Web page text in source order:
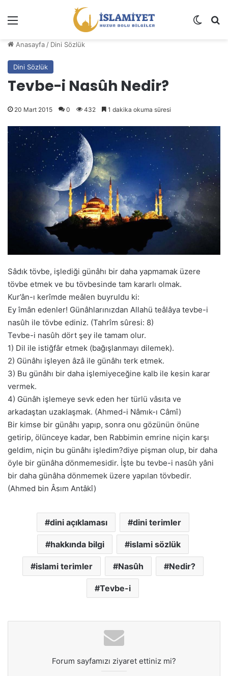
Dış
Anasayfa / Dini Sözlük
Dini Sözlük
Tevbe-i Nasûh Nedir?
20 Mart 2015 0 432 1 dakika okuma süresi
Sâdık tövbe, işlediği günâhı bir daha yapmamak üzere
tövbe etmek ve bu tövbesinde tam kararlı olmak.
Kur’ân-ı kerîmde meâlen buyruldu ki:
Ey îmân edenler! Günâhlarınızdan Allahü teâlâya tevbe-i
nasûh ile tövbe ediniz. (Tahrîm sûresi: 8)
Tevbe-i nasûh dört şey ile tamam olur.
1) Dil ile istiğfâr etmek (bağışlanmayı dilemek).
2) Günâhı işleyen âzâ ile günâhı terk etmek.
3) Bu günâhı bir daha işlemiyeceğine kalb ile kesin karar
vermek.
4) Günâh işlemeye sevk eden her türlü vâsıta ve
arkadaştan uzaklaşmak. (Ahmed-i Nâmık-ı Câmî)
Bir kimse bir günâhı yapıp, sonra onu gözünün önüne
getirip, ölünceye kadar, ben Rabbimin emrine niçin karşı
geldim, niçin bu günâhı işledim?diye pişman olup, bir daha
öyle bir günâha dönmemesidir. İşte bu tevbe-i nasûh yâni
bir daha günâha dönmemek üzere yapılan tövbedir.
(Ahmed bin Âsım Antâkî)
dini açıklaması dini terimler
hakkında bilgi islami sözlük
islami terimler Nasûh Nedir?
Tevbe-i
Forum sayfamızı ziyaret ettiniz mi?